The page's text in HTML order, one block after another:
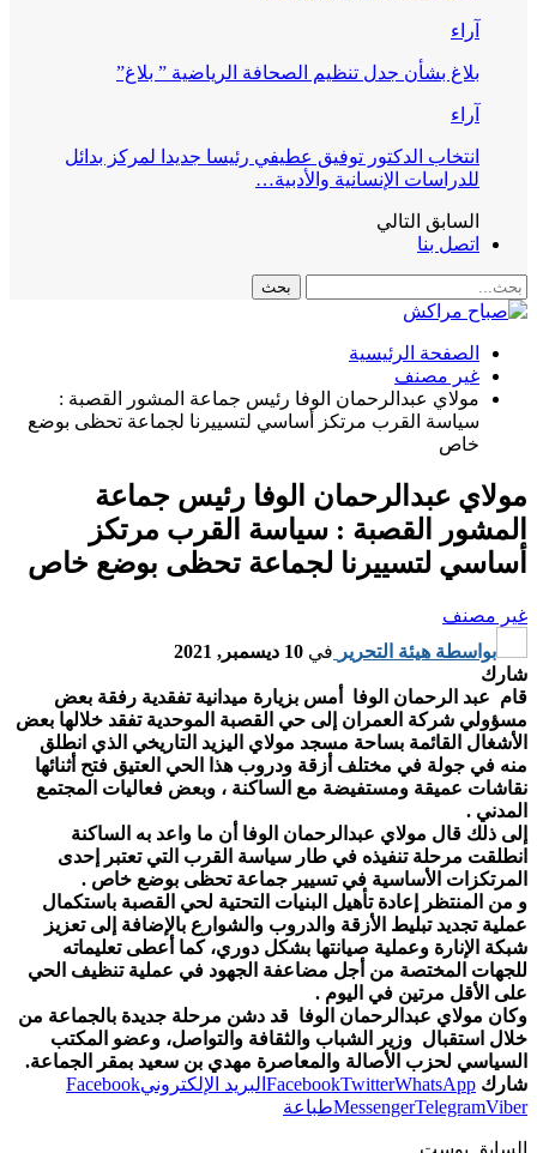
آراء
بلاغ بشأن جدل تنظيم الصحافة الرياضية ” بلاغ”
آراء
انتخاب الدكتور توفيق عطيفي رئيسا جديدا لمركز بدائل
للدراسات الإنسانية والأدبية…
السابق التالي
اتصل بنا
الصفحة الرئيسية
غير مصنف
مولاي عبدالرحمان الوفا رئيس جماعة المشور القصبة :
سياسة القرب مرتكز أساسي لتسييرنا لجماعة تحظى بوضع
خاص
مولاي عبدالرحمان الوفا رئيس جماعة
المشور القصبة : سياسة القرب مرتكز
أساسي لتسييرنا لجماعة تحظى بوضع خاص
غير مصنف
بواسطة هيئة التحرير في 10 ديسمبر, 2021
شارك
قام عبد الرحمان الوفا أمس بزيارة ميدانية تفقدية رفقة بعض
مسؤولي شركة العمران إلى حي القصبة الموحدية تفقد خلالها بعض
الأشغال القائمة بساحة مسجد مولاي اليزيد التاريخي الذي انطلق
منه في جولة في مختلف أزقة ودروب هذا الحي العتيق فتح أثنائها
نقاشات عميقة ومستفيضة مع الساكنة ، وبعض فعاليات المجتمع
المدني .
إلى ذلك قال مولاي عبدالرحمان الوفا أن ما واعد به الساكنة
انطلقت مرحلة تنفيذه في طار سياسة القرب التي تعتبر إحدى
المرتكزات الأساسية في تسيير جماعة تحظى بوضع خاص .
و من المنتظر إعادة تأهيل البنيات التحتية لحي القصبة باستكمال
عملية تجديد تبليط الأزقة والدروب والشوارع بالإضافة إلى تعزيز
شبكة الإنارة وعملية صيانتها بشكل دوري، كما أعطى تعليماته
للجهات المختصة من أجل مضاعفة الجهود في عملية تنظيف الحي
على الأقل مرتين في اليوم .
وكان مولاي عبدالرحمان الوفا قد دشن مرحلة جديدة بالجماعة من
خلال استقبال وزير الشباب والثقافة والتواصل، وعضو المكتب
السياسي لحزب الأصالة والمعاصرة مهدي بن سعيد بمقر الجماعة.
شارك
FacebookTwitterWhatsApp البريد الإلكترونيFacebook
MessengerTelegramViber طباعة
السابق بوست